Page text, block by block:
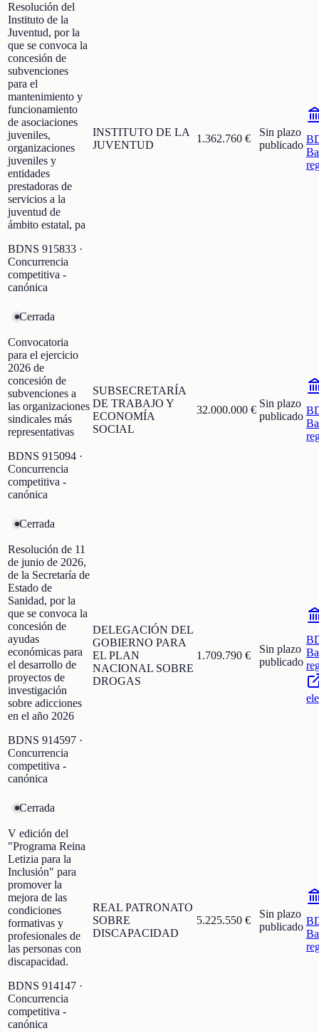
Resolución del
Instituto de la
Juventud, por la
que se convoca la
concesión de
subvenciones
para el
mantenimiento y
funcionamiento
de asociaciones
juveniles,
organizaciones
juveniles y
entidades
prestadoras de
servicios a la
juventud de
ámbito estatal, pa
BDNS 915833 ·
Concurrencia
competitiva -
canónica
INSTITUTO DE LA
JUVENTUD
1.362.760 €
Sin plazo
publicado
Cerrada
Convocatoria
para el ejercicio
2026 de
concesión de
subvenciones a
las organizaciones
sindicales más
representativas
BDNS 915094 ·
Concurrencia
competitiva -
canónica
SUBSECRETARÍA
DE TRABAJO Y
ECONOMÍA
SOCIAL
32.000.000 €
Sin plazo
publicado
Cerrada
Resolución de 11
de junio de 2026,
de la Secretaría de
Estado de
Sanidad, por la
que se convoca la
concesión de
ayudas
económicas para
el desarrollo de
proyectos de
investigación
sobre adicciones
en el año 2026
BDNS 914597 ·
Concurrencia
competitiva -
canónica
DELEGACIÓN DEL
GOBIERNO PARA
EL PLAN
NACIONAL SOBRE
DROGAS
1.709.790 €
Sin plazo
publicado
Cerrada
V edición del
"Programa Reina
Letizia para la
Inclusión" para
promover la
mejora de las
condiciones
formativas y
profesionales de
las personas con
discapacidad.
BDNS 914147 ·
Concurrencia
competitiva -
canónica
REAL PATRONATO
SOBRE
DISCAPACIDAD
5.225.550 €
Sin plazo
publicado